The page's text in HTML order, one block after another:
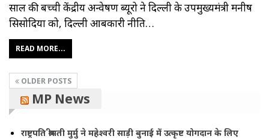
साल की बच्ची केंद्रीय अन्वेषण ब्यूरो ने दिल्ली के उपमुख्यमंत्री मनीष
सिसोदिया को, दिल्ली आबकारी नीति…
READ MORE...
OLDER POSTS
MP News
राष्ट्रपति श्रीमती मुर्मु ने महेश्वरी साड़ी बुनाई में उत्कृष्ट योगदान के लिए